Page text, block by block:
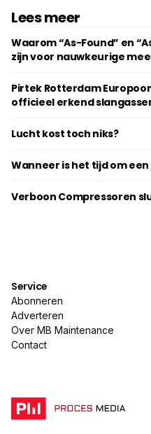
Lees meer
Waarom “As-Found” en
zijn voor nauwkeurige
Pirtek Rotterdam
officieel erkend
Lucht kost toch niks?
Wanneer is het tijd om
Verboon Compressoren
Service
Abonneren
Adverteren
Over MB Maintenance
Contact